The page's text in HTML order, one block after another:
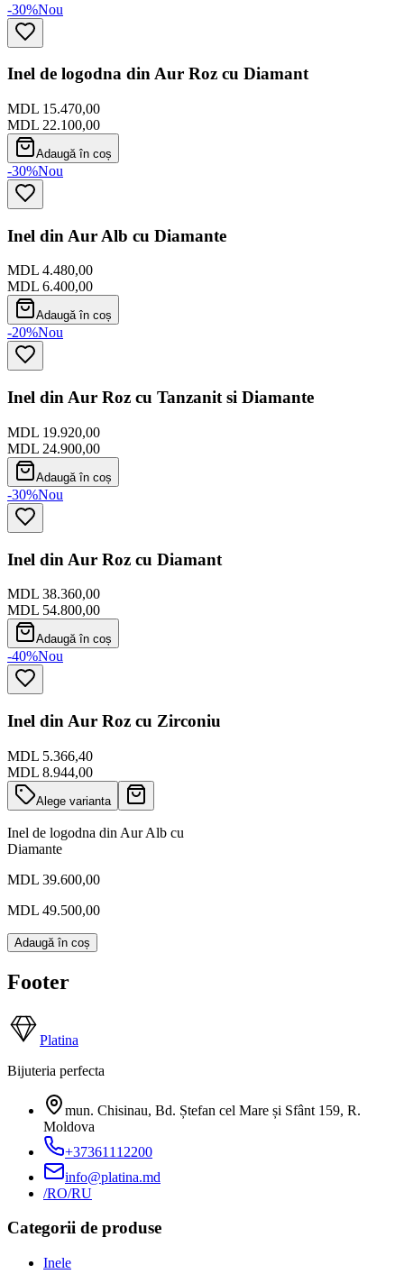
-30%Nou
Inel de logodna din Aur Roz cu Diamant
MDL 15.470,00
MDL 22.100,00
Adaugă în coș
-30%Nou
Inel din Aur Alb cu Diamante
MDL 4.480,00
MDL 6.400,00
Adaugă în coș
-20%Nou
Inel din Aur Roz cu Tanzanit si Diamante
MDL 19.920,00
MDL 24.900,00
Adaugă în coș
-30%Nou
Inel din Aur Roz cu Diamant
MDL 38.360,00
MDL 54.800,00
Adaugă în coș
-40%Nou
Inel din Aur Roz cu Zirconiu
MDL 5.366,40
MDL 8.944,00
Alege varianta
Inel de logodna din Aur Alb cu
Diamante
MDL 39.600,00
MDL 49.500,00
Adaugă în coș
Footer
Platina
Bijuteria perfecta
mun. Chisinau, Bd. Ștefan cel Mare și Sfânt 159, R.
Moldova
+37361112200
info@platina.md
/RO/RU
Categorii de produse
Inele